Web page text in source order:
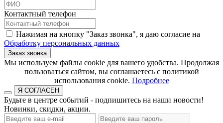
Контактный телефон
Нажимая на кнопку "Заказ звонка", я даю согласие на
Обработку персональных данных
Заказ звонка
​​​​​​​Мы используем файлы cookie для вашего удобства. Продолжая
пользоваться сайтом, вы соглашаетесь с политикой
использования cookie.​​​​​​​ Подробнее
Я СОГЛАСЕН
Будьте в центре событий - подпишитесь на наши новости!
Новинки, скидки, акции.